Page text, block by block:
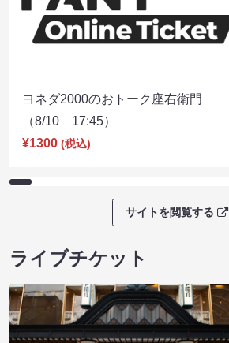
ヨネダ2000のおトーク座右衛門
（8/10 17:45）
¥1300 (税込)
サイトを閲覧する
ライブチケット